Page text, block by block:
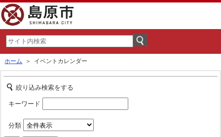
ホーム ＞ イベントカレンダー
絞り込み検索をする
キーワード
分類